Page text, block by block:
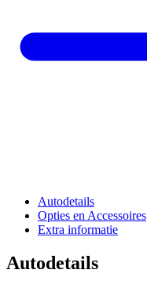
Autodetails
Opties en Accessoires
Extra informatie
Autodetails